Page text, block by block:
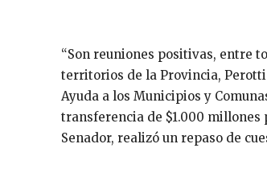
“Son reuniones positivas, entre
territorios de la Provincia,
Ayuda a los Municipios y
transferencia de $1.000 millones
Senador, realizó un repaso de